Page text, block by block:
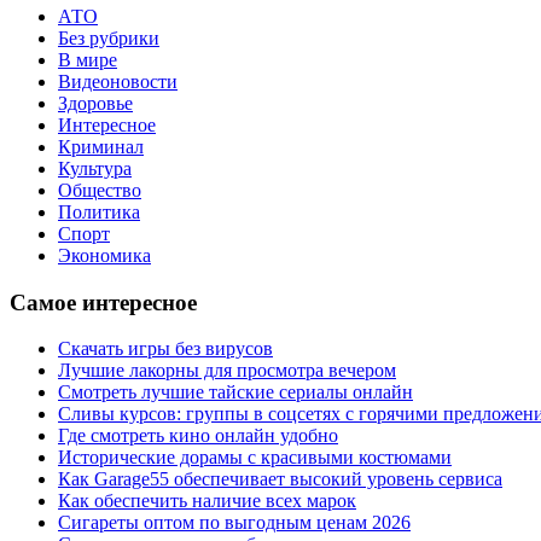
АТО
Без рубрики
В мире
Видеоновости
Здоровье
Интересное
Криминал
Культура
Общество
Политика
Спорт
Экономика
Самое интересное
Скачать игры без вирусов
Лучшие лакорны для просмотра вечером
Смотреть лучшие тайские сериалы онлайн
Сливы курсов: группы в соцсетях с горячими
Где смотреть кино онлайн удобно
Исторические дорамы с красивыми костюмами
Как Garage55 обеспечивает высокий уровень сервиса
Как обеспечить наличие всех марок
Сигареты оптом по выгодным ценам 2026